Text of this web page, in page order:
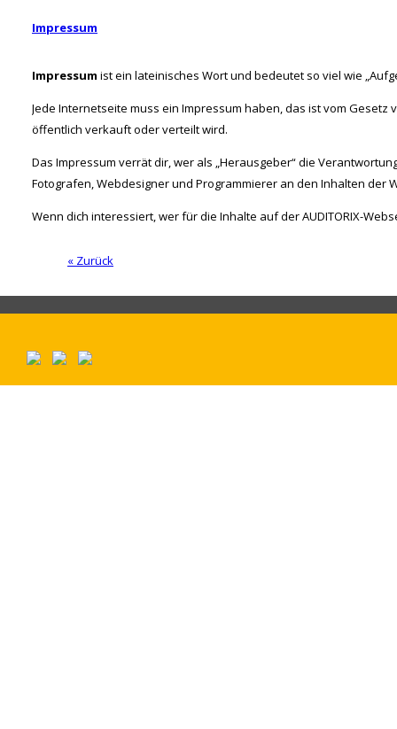
Impressum
Impressum ist ein lateinisches Wort und bedeutet so viel wie
Jede Internetseite muss ein Impressum haben, das ist vom
öffentlich verkauft oder verteilt wird.
Das Impressum verrät dir, wer als „Herausgeber“ die
Fotografen, Webdesigner und Programmierer an den Inhalten der
Wenn dich interessiert, wer für die Inhalte auf der AUDITORIX-
« Zurück